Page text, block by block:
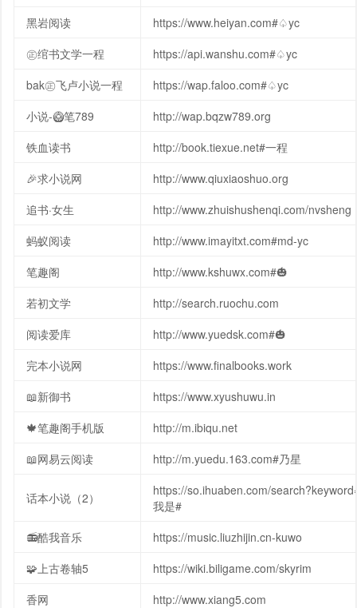
黑岩阅读
https://www.heiyan.com#♤yc
㊣绾书文学一程
https://api.wanshu.com#♤yc
bak㊣飞卢小说一程
https://wap.faloo.com#♤yc
小说-🥝笔789
http://wap.bqzw789.org
铁血读书
http://book.tiexue.net#一程
🎉求小说网
http://www.qiuxiaoshuo.org
追书·女生
http://www.zhuishushenqi.com/nvsheng
蚂蚁阅读
http://www.imayitxt.com#md-yc
笔趣阁
http://www.kshuwx.com#🎃
若初文学
http://search.ruochu.com
阅读爱库
http://www.yuedsk.com#🎃
完本小说网
https://www.finalbooks.work
📖新御书
https://www.xyushuwu.in
🍁笔趣阁手机版
http://m.ibiqu.net
📖网易云阅读
http://m.yuedu.163.com#乃星
话本小说（2）
https://so.ihuaben.com/
我是#
📻酷我音乐
https://music.liuzhijin.cn-kuwo
🧩上古卷轴5
https://wiki.biligame.com/skyrim
香网
http://www.xiang5.com